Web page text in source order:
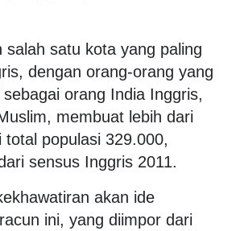
salah satu kota yang paling
dengan orang-orang yang
orang India Inggris,
membuat lebih dari
populasi 329.000,
sensus Inggris 2011.
akan ide
ini, yang diimpor dari